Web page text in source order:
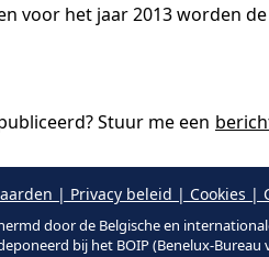
voor het jaar 2013 worden
Stuur me een
| Privacy beleid | Cookies |
door de Belgische en
bij het BOIP (Benelux-